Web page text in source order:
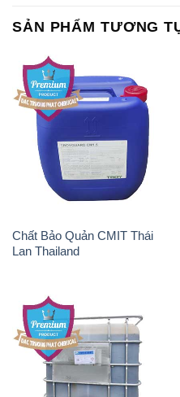
SẢN PHẨM TƯƠNG
Chất Bảo Quản CMIT Thái
Lan Thailand